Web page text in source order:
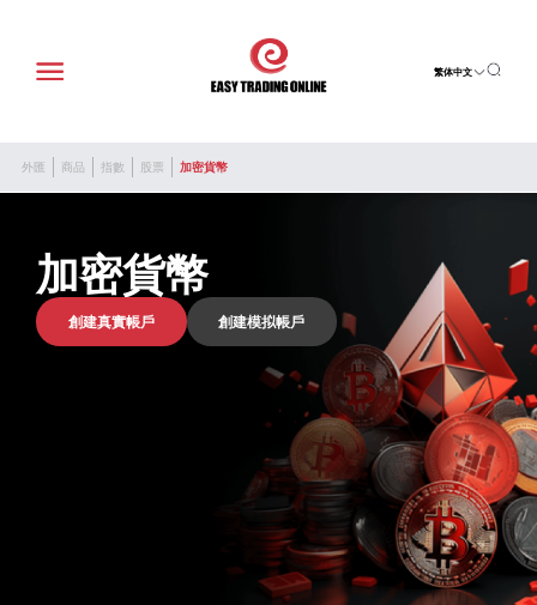
繁体中文
外匯 商品 指數 股票 加密貨幣
加密貨幣
創建真實帳戶 創建模拟帳戶